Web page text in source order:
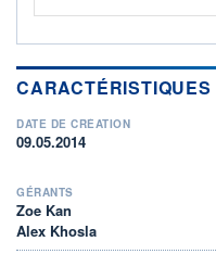
CARACTÉRISTIQUES
DATE DE CRÉATION
09.05.2014
GÉRANTS
Zoe Kan
Alex Khosla